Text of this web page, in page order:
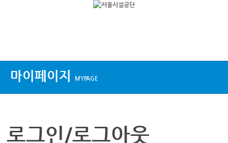
마이페이지 MYPAGE
로그인/로그아웃